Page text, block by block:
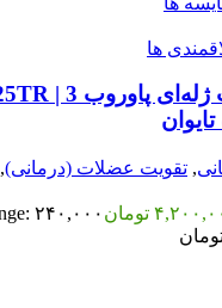
ها
, تقویت عضلات (درمانی),
تومان